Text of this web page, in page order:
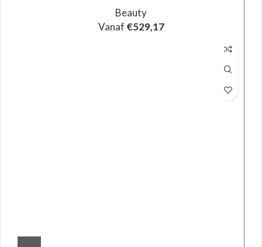
Beauty
Vanaf €529,17